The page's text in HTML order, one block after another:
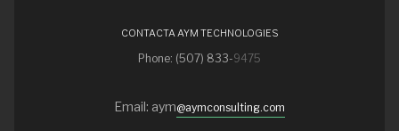
CONTACTA AYM TECHNOLOGIES
Phone: (507) 833-9475
Email: aym@aymconsulting.com